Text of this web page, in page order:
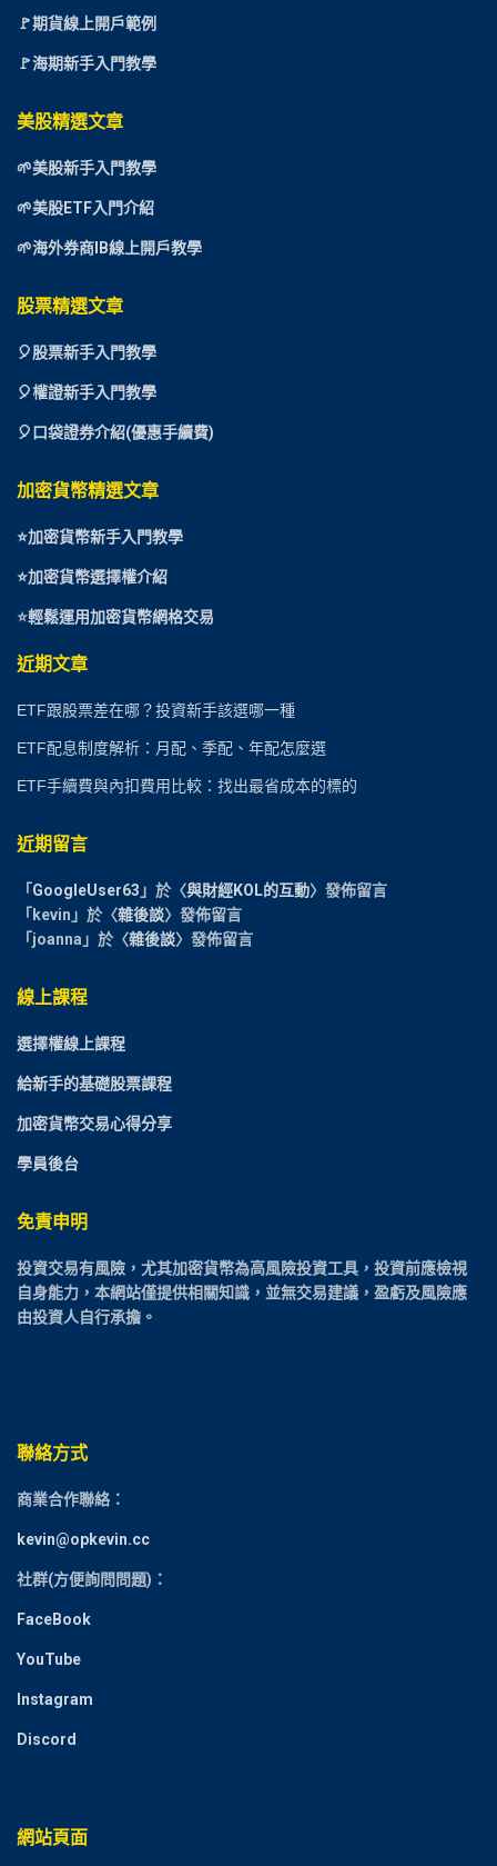
🚩期貨線上開戶範例
🚩海期新手入門教學
美股精選文章
🌱美股新手入門教學
🌱美股ETF入門介紹
🌱海外券商IB線上開戶教學
股票精選文章
🎈股票新手入門教學
🎈權證新手入門教學
🎈口袋證券介紹(優惠手續費)
加密貨幣精選文章
⭐加密貨幣新手入門教學
⭐加密貨幣選擇權介紹
⭐輕鬆運用加密貨幣網格交易
近期文章
ETF跟股票差在哪？投資新手該選哪一種
ETF配息制度解析：月配、季配、年配怎麼選
ETF手續費與內扣費用比較：找出最省成本的標的
近期留言
「 GoogleUser63 」於〈與財經KOL的互動〉發佈留言
「 kevin 」於〈雜後談〉發佈留言
「 joanna 」於〈雜後談〉發佈留言
線上課程
選擇權線上課程
給新手的基礎股票課程
加密貨幣交易心得分享
學員後台
免責申明
投資交易有風險，尤其加密貨幣為高風險投資工具，投資前應檢視
自身能力，本網站僅提供相關知識，並無交易建議，盈虧及風險應
由投資人自行承擔。
聯絡方式
商業合作聯絡：
kevin@opkevin.cc
社群(方便詢問問題)：
FaceBook
YouTube
Instagram
Discord
網站頁面